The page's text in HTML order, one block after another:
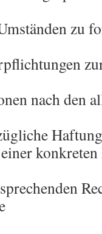
zu
nach den
konkreten